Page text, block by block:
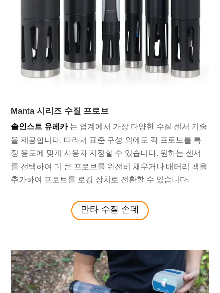
Manta 시리즈 수질 프로브
솔인스트 유레카는 업계에서 가장 다양한 수질 센서 기술
을 제공합니다. 따라서 표준 구성 외에도 각 프로브를 특
정 용도에 맞게 사용자 지정할 수 있습니다. 원하는 센서
를 선택하여 더 큰 프로브를 완전히 채우거나 배터리 팩을
추가하여 프로브를 로깅 장치로 전환할 수 있습니다.
만타 수질 손데